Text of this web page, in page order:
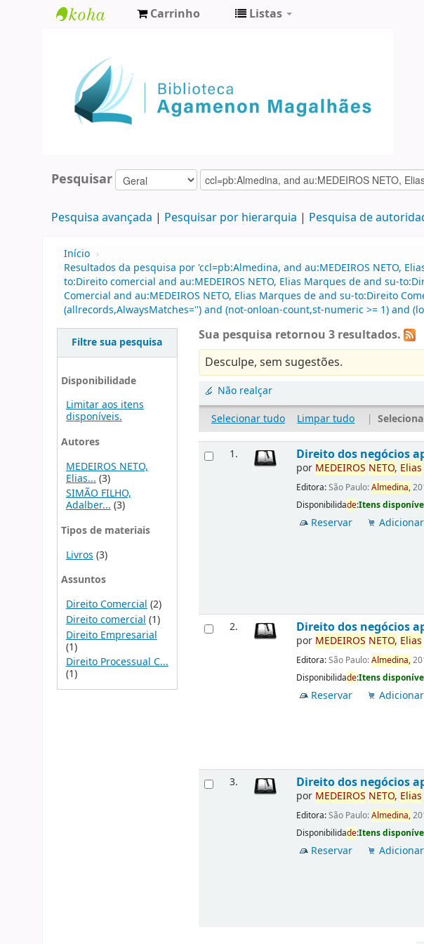
Agamenon
Magalhães
Carrinho Listas
Pesquisar
Pesquisa avançada Pesquisar por hierarquia Pesquisa de
Início ›
Resultados da pesquisa por 'ccl=pb:Almedina, and au:MEDEIROS NETO,
to:Direito comercial and au:MEDEIROS NETO, Elias Marques de and su-
Comercial and au:MEDEIROS NETO, Elias Marques de and su-to:Direito
(allrecords,AlwaysMatches='') and (not-onloan-count,st-numeric >= 1) and
Filtre sua pesquisa
Disponibilidade
Limitar aos itens
disponíveis.
Autores
MEDEIROS NETO,
Elias... (3)
SIMÃO FILHO,
Adalber...(3)
Tipos de materiais
Livros (3)
Assuntos
Direito Comercial (2)
Direito comercial (1)
Direito Empresarial
(1)
Direito Processual C...
(1)
Sua pesquisa retornou 3 resultados.
Desculpe, sem sugestões.
Não realçar
Selecionar tudo
Limpar tudo |
1. Direito dos negócios
por MEDEIROS NETO, Elias
Editora:São Paulo:Almedina,
Disponibilidade:Itens
Reservar
2. Direito dos negócios
por MEDEIROS NETO, Elias
Editora:São Paulo:Almedina,
Disponibilidade:Itens
Reservar
3. Direito dos negócios
por MEDEIROS NETO, Elias
Editora:São Paulo:Almedina,
Disponibilidade:Itens
Reservar